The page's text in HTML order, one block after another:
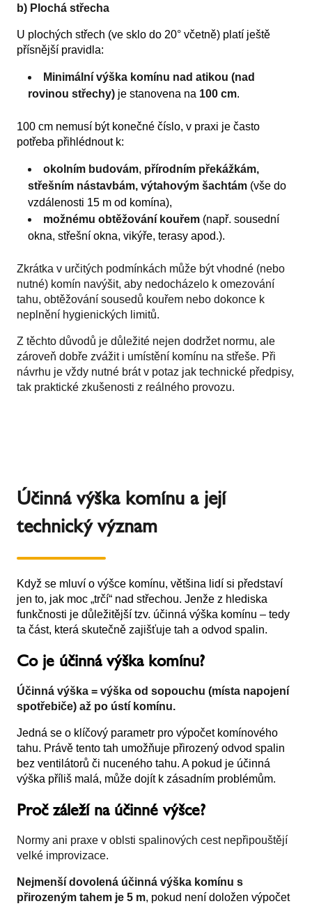
b) Plochá střecha
U plochých střech (ve sklo do 20° včetně) platí ještě
přísnější pravidla:
Minimální výška komínu nad atikou (nad
rovinou střechy) je stanovena na 100 cm.
100 cm nemusí být konečné číslo, v praxi je často
potřeba přihlédnout k:
okolním budovám, přírodním překážkám,
střešním nástavbám, výtahovým šachtám (vše do
vzdálenosti 15 m od komína),
možnému obtěžování kouřem (např. sousední
okna, střešní okna, vikýře, terasy apod.).
Zkrátka v určitých podmínkách může být vhodné (nebo
nutné) komín navýšit, aby nedocházelo k omezování
tahu, obtěžování sousedů kouřem nebo dokonce k
neplnění hygienických limitů.
Z těchto důvodů je důležité nejen dodržet normu, ale
zároveň dobře zvážit i umístění komínu na střeše. Při
návrhu je vždy nutné brát v potaz jak technické předpisy,
tak praktické zkušenosti z reálného provozu.
Účinná výška komínu a její
technický význam
Když se mluví o výšce komínu, většina lidí si představí
jen to, jak moc „trčí“ nad střechou. Jenže z hlediska
funkčnosti je důležitější tzv. účinná výška komínu – tedy
ta část, která skutečně zajišťuje tah a odvod spalin.
Co je účinná výška komínu?
Účinná výška = výška od sopouchu (místa napojení
spotřebiče) až po ústí komínu.
Jedná se o klíčový parametr pro výpočet komínového
tahu. Právě tento tah umožňuje přirozený odvod spalin
bez ventilátorů či nuceného tahu. A pokud je účinná
výška příliš malá, může dojít k zásadním problémům.
Proč záleží na účinné výšce?
Normy ani praxe v oblsti spalinových cest nepřipouštějí
velké improvizace.
Nejmenší dovolená účinná výška komínu s
přirozeným tahem je 5 m, pokud není doložen výpočet